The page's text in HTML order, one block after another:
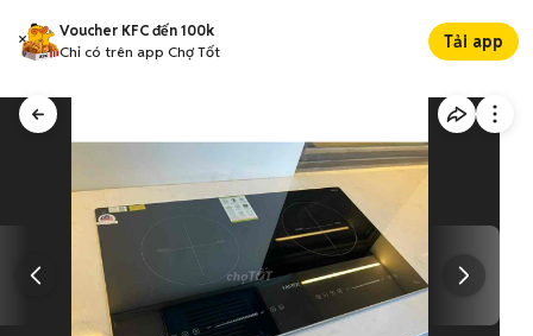
Voucher KFC đến 100k
Chỉ có trên app Chợ Tốt
Tải app